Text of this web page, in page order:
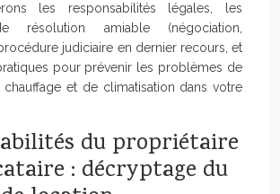
les responsabilités légales, les
résolution amiable (négociation,
judiciaire en dernier recours, et
pour prévenir les problèmes de
et de climatisation dans votre
du propriétaire
: décryptage du